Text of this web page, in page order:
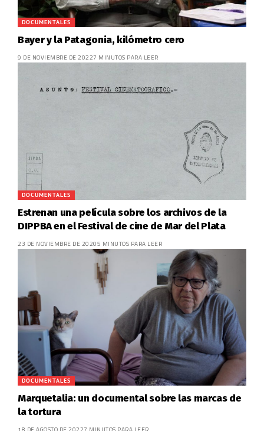
DOCUMENTALES
Bayer y la Patagonia, kilómetro cero
9 DE NOVIEMBRE DE 20227 MINUTOS PARA LEER
DOCUMENTALES
Estrenan una película sobre los archivos de la
DIPPBA en el Festival de cine de Mar del Plata
23 DE NOVIEMBRE DE 20205 MINUTOS PARA LEER
DOCUMENTALES
Marquetalia: un documental sobre las marcas de
la tortura